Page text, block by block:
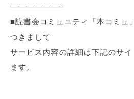
——————–
■読書会コミュニティ「本コミュ
つきまして
サービス内容の詳細は下記のサ
ます。